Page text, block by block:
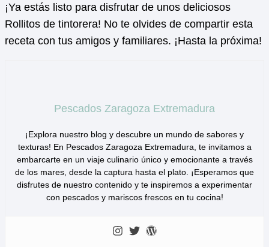
¡Ya estás listo para disfrutar de unos deliciosos
Rollitos de tintorera! No te olvides de compartir esta
receta con tus amigos y familiares. ¡Hasta la próxima!
Pescados Zaragoza Extremadura
¡Explora nuestro blog y descubre un mundo de sabores y
texturas! En Pescados Zaragoza Extremadura, te invitamos a
embarcarte en un viaje culinario único y emocionante a través
de los mares, desde la captura hasta el plato. ¡Esperamos que
disfrutes de nuestro contenido y te inspiremos a experimentar
con pescados y mariscos frescos en tu cocina!